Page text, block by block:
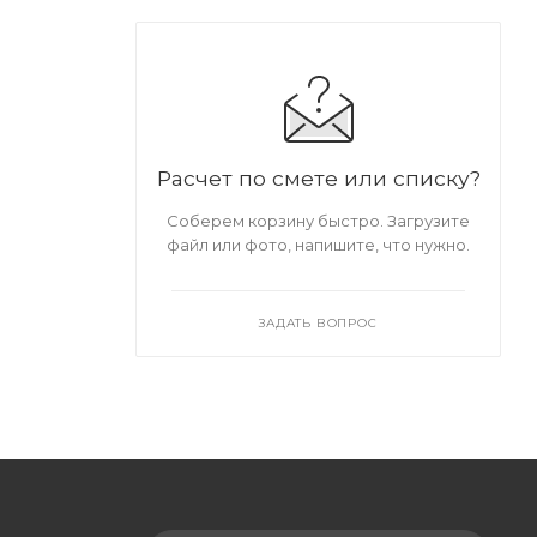
Расчет по смете или списку?
Соберем корзину быстро. Загрузите
файл или фото, напишите, что нужно.
ЗАДАТЬ ВОПРОС